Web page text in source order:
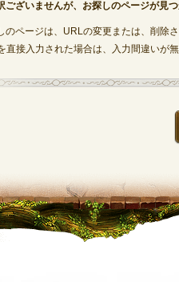
ございませんが、お探しのページが見
のページは、URLの変更または、削除
直接入力された場合は、入力間違いが